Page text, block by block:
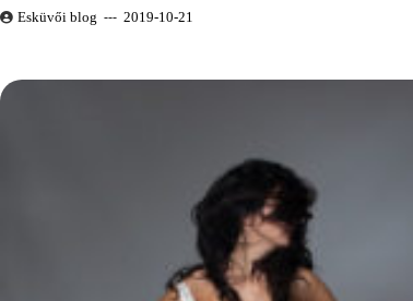
Esküvői blog 2019-10-21